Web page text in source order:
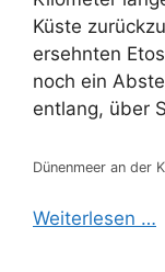
Küste
ersehnten
noch ein
entlang, über
Dünenmeer an der
Weiterlesen …